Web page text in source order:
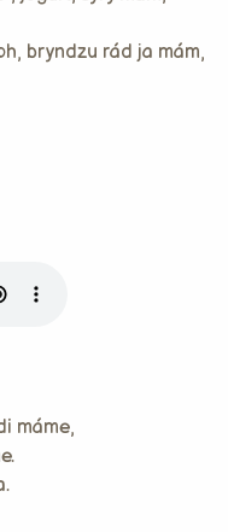
bryndzu rád ja mám,
máme,